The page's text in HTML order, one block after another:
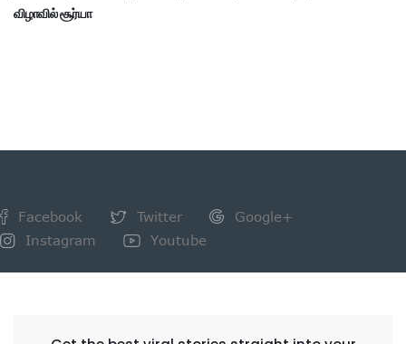
விழாவில் சூர்யா
Facebook Twitter
Google+
Instagram
Youtube